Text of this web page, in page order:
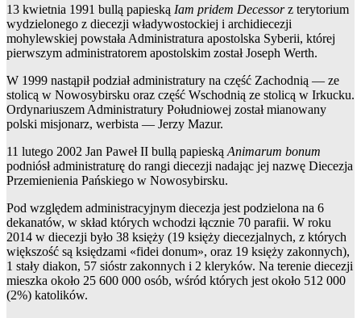
13 kwietnia 1991 bullą papieską Iam pridem Decessorz terytorium
wydzielonego z diecezji władywostockiej i archidiecezji
mohylewskiej powstała Administratura apostolska Syberii, której
pierwszym administratorem apostolskim został Joseph Werth.
W 1999 nastąpił podział administratury na część Zachodnią — ze
stolicą w Nowosybirsku oraz część Wschodnią ze stolicą w Irkucku.
Ordynariuszem Administratury Południowej został mianowany
polski misjonarz, werbista — Jerzy Mazur.
11 lutego 2002 Jan Paweł II bullą papieską Animarum bonum
podniósł administraturę do rangi diecezji nadając jej nazwę Diecezja
Przemienienia Pańskiego w Nowosybirsku.
Pod względem administracyjnym diecezja jest podzielona na 6
dekanatów, w skład których wchodzi łącznie 70 parafii. W roku
2014 w diecezji było 38 księży (19 księży diecezjalnych, z których
większość są księdzami «fidei donum», oraz 19 księży zakonnych),
1 stały diakon, 57 sióstr zakonnych i 2 kleryków. Na terenie diecezji
mieszka około 25 600 000 osób, wśród których jest około 512 000
(2%) katolików.